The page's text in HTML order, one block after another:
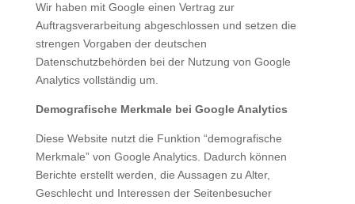
Wir haben mit Google einen Vertrag zur
Auftragsverarbeitung abgeschlossen und setzen die
strengen Vorgaben der deutschen
Datenschutzbehörden bei der Nutzung von Google
Analytics vollständig um.
Demografische Merkmale bei Google Analytics
Diese Website nutzt die Funktion “demografische
Merkmale” von Google Analytics. Dadurch können
Berichte erstellt werden, die Aussagen zu Alter,
Geschlecht und Interessen der Seitenbesucher